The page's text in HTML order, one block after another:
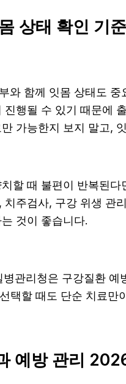
상태 확인 기준
와 함께 잇몸 상태도
행될 수 있기 때문에
가능한지 보지 말고,
할 때 불편이 반복된
주검사, 구강 위생 관
것이 좋습니다.
관리청은 구강질환
택할 때도 단순 치료
예방 관리